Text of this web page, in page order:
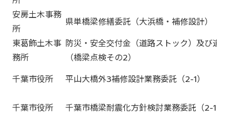
安房土木事務
所
県単橋梁修繕委託（大浜橋・補修設計）
東葛飾土木事
務所
防災・安全交付金（道路ストック）及び道
（橋梁点検その2）
千葉市役所
平山大橋外3補修設計業務委託（2-1）
千葉市役所 千葉市橋梁耐震化方針検討業務委託（2-1）